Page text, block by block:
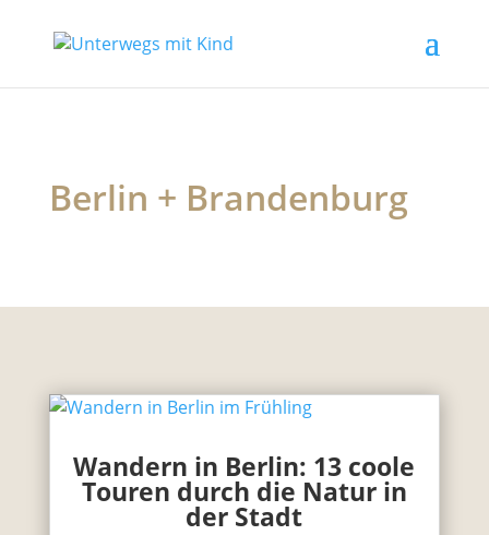
Berlin + Brandenburg
Wandern in Berlin: 13 coole
Touren durch die Natur in
der Stadt